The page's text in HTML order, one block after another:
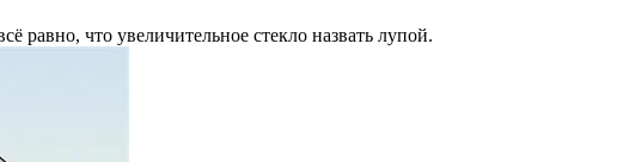
равно, что увеличительное стекло назвать лупой.